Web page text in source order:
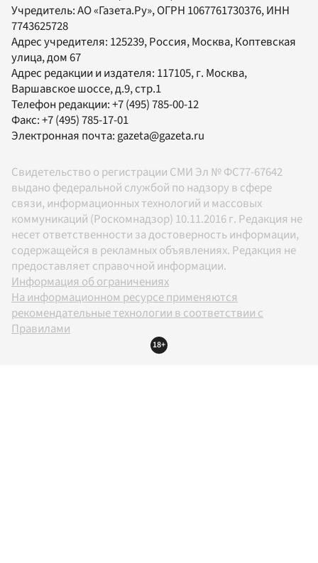
Учредитель:АО «Газета.Ру», ОГРН 1067761730376, ИНН
7743625728
Адрес учредителя: 125239, Россия, Москва, Коптевская
улица, дом 67
Адрес редакции и издателя: 117105, г. Москва,
Варшавское шоссе, д.9, стр.1
Телефон редакции:+7 (495) 785-00-12
Факс:+7 (495) 785-17-01
Электронная почта:gazeta@gazeta.ru
Свидетельство о регистрации СМИ Эл № ФС77-67642
выдано федеральной службой по надзору в сфере
связи, информационных технологий и массовых
коммуникаций (Роскомнадзор) 10.11.2016 г. Редакция не
несет ответственности за достоверность информации,
содержащейся в рекламных объявлениях. Редакция не
предоставляет справочной информации.
Информация об ограничениях
На информационном ресурсе применяются
рекомендательные технологии в соответствии с
Правилами
18+